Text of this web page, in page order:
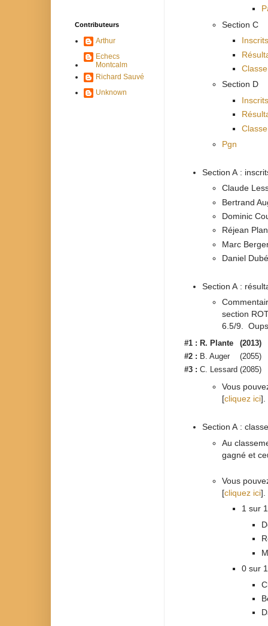
Section C
Inscrits
Section D
Inscrits
Pgn
Section A :
Claude
Bertrand
Dominic
Réjean
Marc
Daniel
Section A :
section
6.5/9.
#1 : R. Plante (2013)
#2 : B. Auger (2055)
#3 : C. Lessard (2085)
Vous
[cliquez ici].
Section A :
Au
gagné et
Vous
[cliquez ici].
1 sur
0 sur
Contributeurs
Arthur
Echecs
Montcalm
Richard Sauvé
Unknown